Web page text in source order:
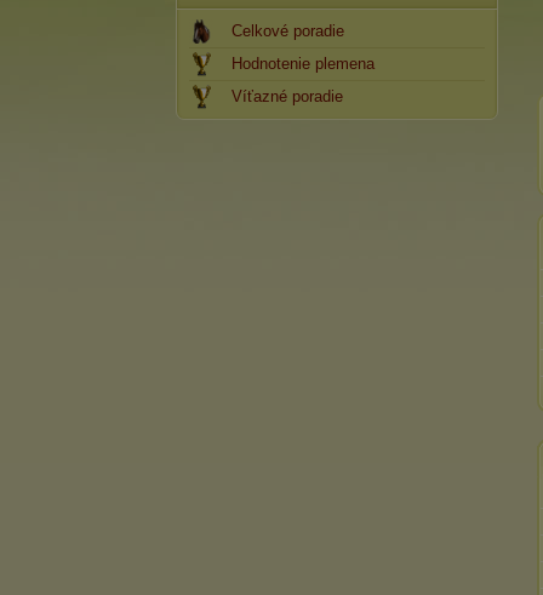
Celkové poradie
Hodnotenie plemena
Víťazné poradie